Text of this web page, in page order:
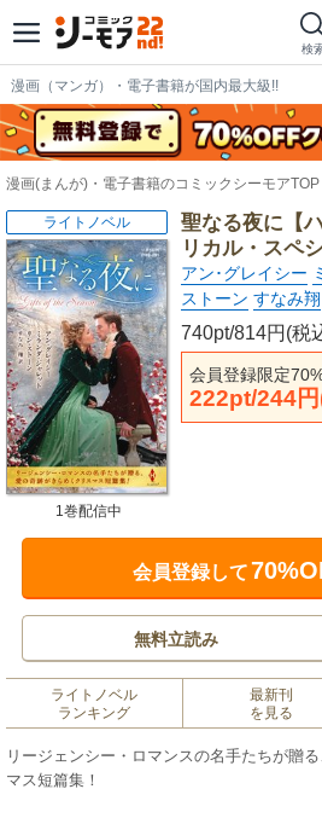
検
漫画（マンガ）・電子書籍が国内最大級!!
漫画(まんが)・電子書籍のコミックシーモアTOP
聖なる夜に【
リカル・スペ
アン･グレイシー
ストーン すなみ翔
740pt/814円(税
会員登録限定
222pt/244
ライトノベル
1巻配信中
会員登録して
無料立読み
ライトノベル
ランキング
最新刊
を見る
リージェンシー・ロマンスの名手たちが贈
マス短篇集！